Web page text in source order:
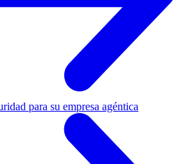
para su empresa agéntica